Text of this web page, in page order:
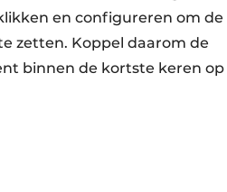
en configureren om de
zetten. Koppel daarom de
binnen de kortste keren op